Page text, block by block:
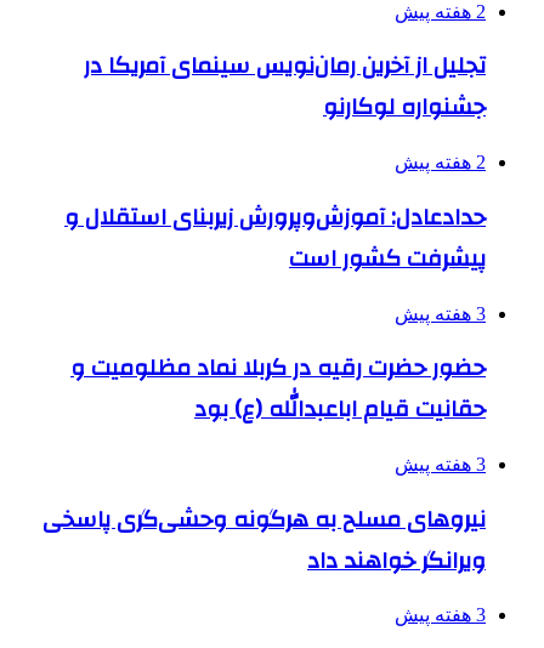
2 هفته پیش
تجلیل از آخرین رمان‌نویس سینمای آمریکا در
جشنواره لوکارنو
2 هفته پیش
حدادعادل: آموزش‌وپرورش زیربنای استقلال و
پیشرفت کشور است
3 هفته پیش
حضور حضرت رقیه در کربلا نماد مظلومیت و
حقانیت قیام اباعبدالله (ع) بود
3 هفته پیش
نیروهای مسلح به هرگونه وحشی‌گری پاسخی
ویرانگر خواهند داد
3 هفته پیش